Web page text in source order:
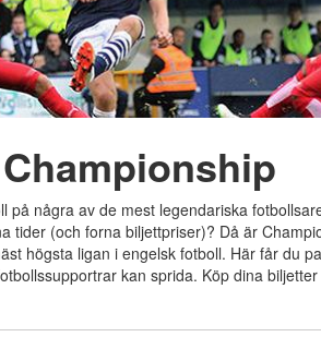
på några av de mest legendariska
tider (och forna biljettpriser)? Då är
högsta ligan i engelsk fotboll. Här får du
kan sprida. Köp dina